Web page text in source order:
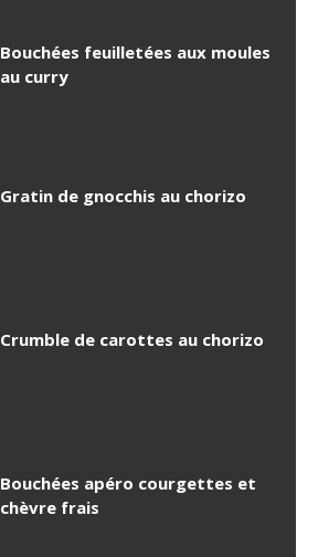
Bouchées feuilletées aux moules
au curry
Gratin de gnocchis au chorizo
Crumble de carottes au chorizo
Bouchées apéro courgettes et
chèvre frais